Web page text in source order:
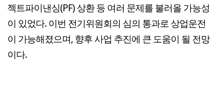
젝트파이낸싱(PF) 상환 등 여러 문제를 불러올 가능성
이 있었다. 이번 전기위원회의 심의 통과로 상업운전
이 가능해졌으며, 향후 사업 추진에 큰 도움이 될 전망
이다.